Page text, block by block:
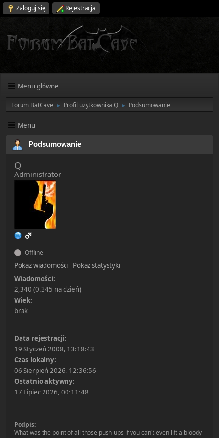
Zaloguj się Rejestracja
Menu główne
Forum BatCave ► Profil użytkownika Q ► Podsumowanie
Menu
Podsumowanie
Q
Administrator
Offline
Pokaż wiadomości
Pokaż statystyki
Wiadomości:
2,340 (0.345 na dzień)
Wiek:
brak
Data rejestracji:
19 Styczeń 2008, 13:18:43
Czas lokalny:
06 Sierpień 2026, 12:36:56
Ostatnio aktywny:
17 Lipiec 2026, 00:11:48
Podpis:
What was the point of all those push-ups if you can't even lift a bloody